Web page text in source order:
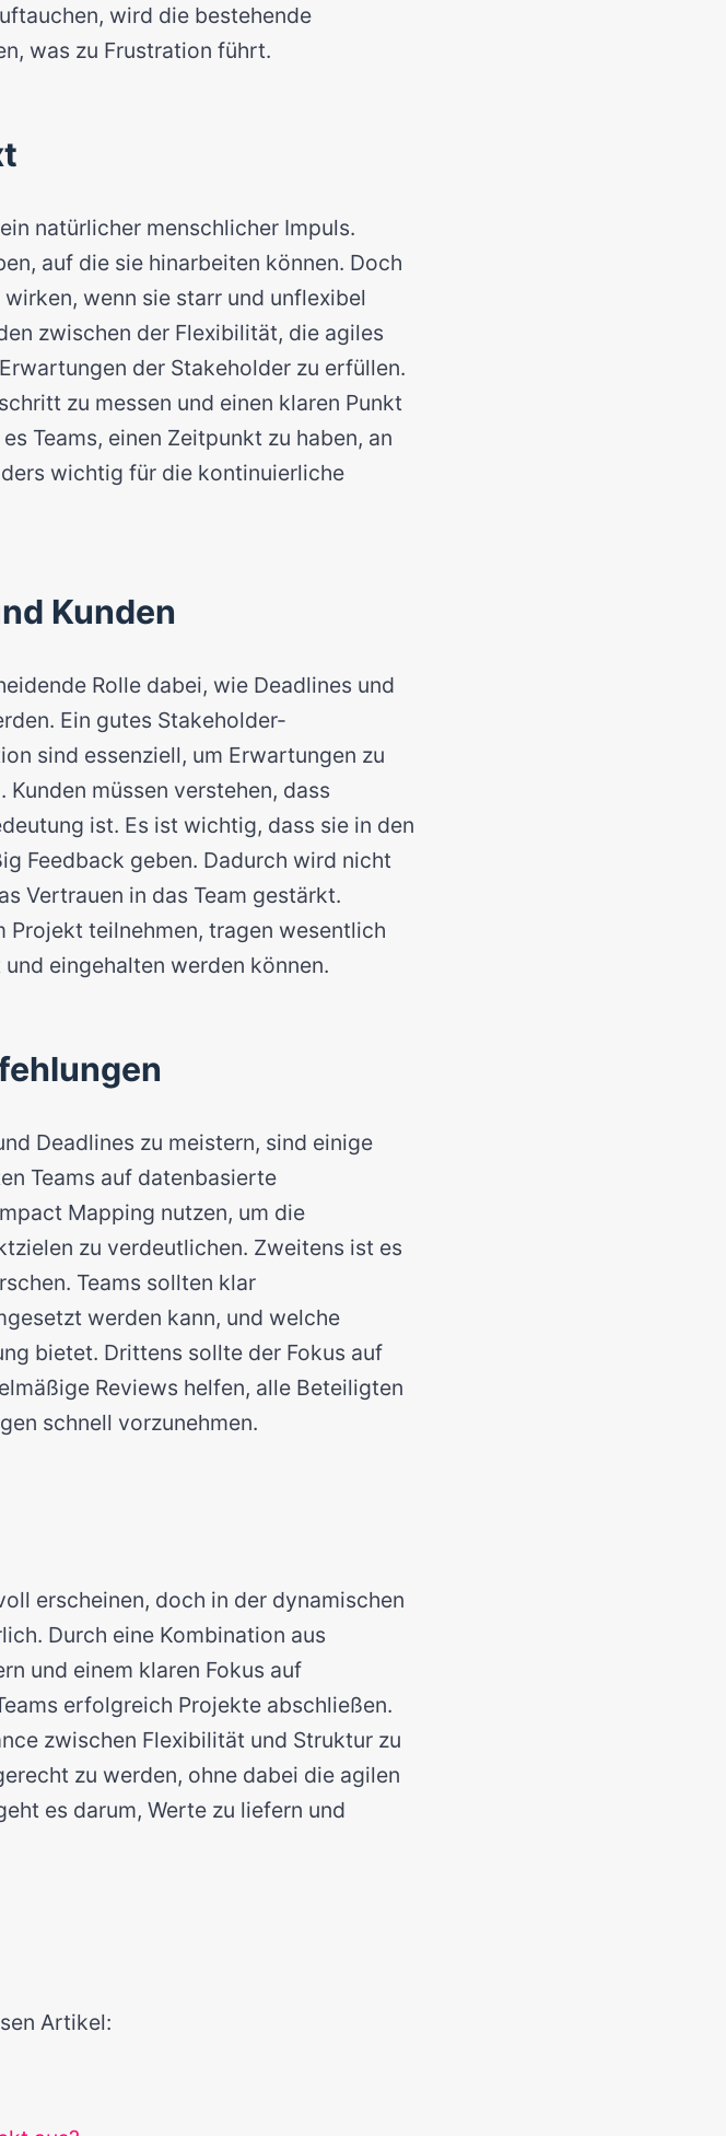
wird die bestehende
was zu Frustration führt.
natürlicher menschlicher Impuls.
auf die sie hinarbeiten können. Doch
wenn sie starr und unflexibel
zwischen der Flexibilität, die agiles
der Stakeholder zu erfüllen.
zu messen und einen klaren Punkt
Teams, einen Zeitpunkt zu haben, an
wichtig für die kontinuierliche
Kunden
Rolle dabei, wie Deadlines und
Ein gutes Stakeholder-
sind essenziell, um Erwartungen zu
müssen verstehen, dass
ist. Es ist wichtig, dass sie in den
Feedback geben. Dadurch wird nicht
Vertrauen in das Team gestärkt.
teilnehmen, tragen wesentlich
eingehalten werden können.
Deadlines zu meistern, sind einige
Teams auf datenbasierte
Mapping nutzen, um die
zu verdeutlichen. Zweitens ist es
Teams sollten klar
werden kann, und welche
bietet. Drittens sollte der Fokus auf
Reviews helfen, alle Beteiligten
schnell vorzunehmen.
erscheinen, doch in der dynamischen
Durch eine Kombination aus
und einem klaren Fokus auf
erfolgreich Projekte abschließen.
zwischen Flexibilität und Struktur zu
zu werden, ohne dabei die agilen
es darum, Werte zu liefern und
Artikel: